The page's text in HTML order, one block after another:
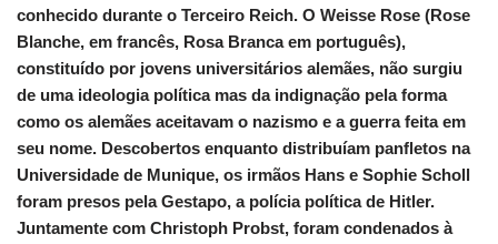
conhecido durante o Terceiro Reich. O Weisse Rose (Rose
Blanche, em francês, Rosa Brancaem português),
constituído por jovens universitários alemães, não surgiu
de uma ideologia política mas da indignação pela forma
como os alemães aceitavam o nazismo e a guerra feita em
seu nome. Descobertos enquanto distribuíam panfletos na
Universidade de Munique, os irmãos Hans e Sophie Scholl
foram presos pela Gestapo, a polícia política de Hitler.
Juntamente com Christoph Probst, foram condenados à